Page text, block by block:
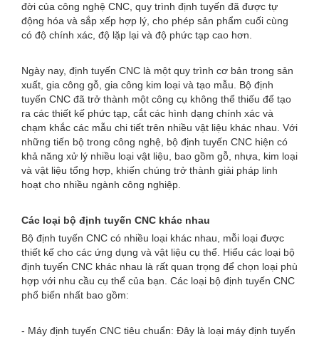
đời của công nghệ CNC, quy trình định tuyến đã được tự
động hóa và sắp xếp hợp lý, cho phép sản phẩm cuối cùng
có độ chính xác, độ lặp lại và độ phức tạp cao hơn.
Ngày nay, định tuyến CNC là một quy trình cơ bản trong sản
xuất, gia công gỗ, gia công kim loại và tạo mẫu. Bộ định
tuyến CNC đã trở thành một công cụ không thể thiếu để tạo
ra các thiết kế phức tạp, cắt các hình dạng chính xác và
chạm khắc các mẫu chi tiết trên nhiều vật liệu khác nhau. Với
những tiến bộ trong công nghệ, bộ định tuyến CNC hiện có
khả năng xử lý nhiều loại vật liệu, bao gồm gỗ, nhựa, kim loại
và vật liệu tổng hợp, khiến chúng trở thành giải pháp linh
hoạt cho nhiều ngành công nghiệp.
Các loại bộ định tuyến CNC khác nhau
Bộ định tuyến CNC có nhiều loại khác nhau, mỗi loại được
thiết kế cho các ứng dụng và vật liệu cụ thể. Hiểu các loại bộ
định tuyến CNC khác nhau là rất quan trọng để chọn loại phù
hợp với nhu cầu cụ thể của bạn. Các loại bộ định tuyến CNC
phổ biến nhất bao gồm:
- Máy định tuyến CNC tiêu chuẩn: Đây là loại máy định tuyến